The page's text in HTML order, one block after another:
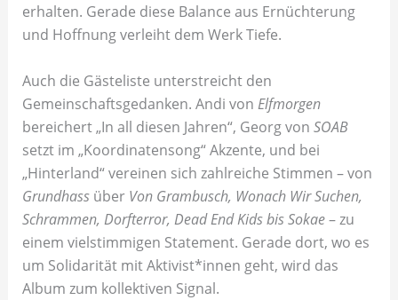
erhalten. Gerade diese Balance aus Ernüchterung
und Hoffnung verleiht dem Werk Tiefe.
Auch die Gästeliste unterstreicht den
Gemeinschaftsgedanken. Andi von Elfmorgen
bereichert „In all diesen Jahren“, Georg von SOAB
setzt im „Koordinatensong“ Akzente, und bei
„Hinterland“ vereinen sich zahlreiche Stimmen – von
Grundhassüber Von Grambusch, Wonach Wir Suchen,
Schrammen, Dorfterror, Dead End Kids bis Sokae– zu
einem vielstimmigen Statement. Gerade dort, wo es
um Solidarität mit Aktivist*innen geht, wird das
Album zum kollektiven Signal.